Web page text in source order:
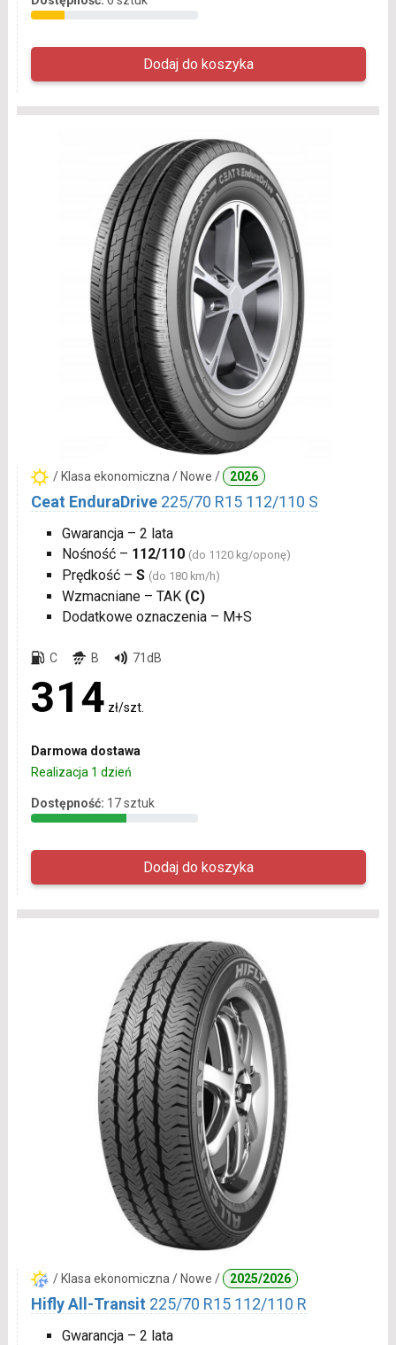
/ Klasa ekonomiczna / Nowe / 2026
Ceat EnduraDrive 225/70 R15 112/110 S
Gwarancja – 2 lata
Nośność – 112/110 (do 1120 kg/oponę)
Prędkość – S (do 180 km/h)
Wzmacniane – TAK (C)
Dodatkowe oznaczenia – M+S
C B 71dB
314 zł/szt.
Darmowa dostawa
Realizacja 1 dzień
Dostępność: 17 sztuk
/ Klasa ekonomiczna / Nowe / 2025/2026
Hifly All-Transit 225/70 R15 112/110 R
Gwarancja – 2 lata